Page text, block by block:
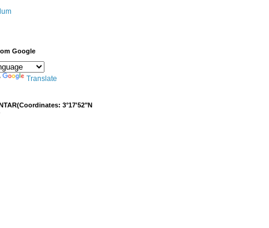
Google
Translate
3°17'52"N